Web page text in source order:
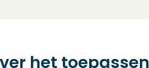
het toepassen